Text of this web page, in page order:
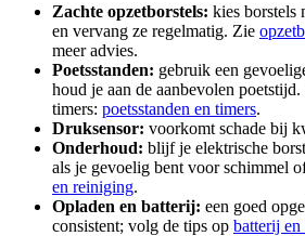
Zachte opzetborstels: kies borstels
en vervang ze regelmatig. Zie
meer advies.
Poetsstanden: gebruik een
houd je aan de aanbevolen
timers: poetsstanden en timers.
Druksensor: voorkomt schade bij
Onderhoud: blijf je elektrische
als je gevoelig bent voor schimmel
en reiniging.
Opladen en batterij: een goed
consistent; volg de tips op batterij en